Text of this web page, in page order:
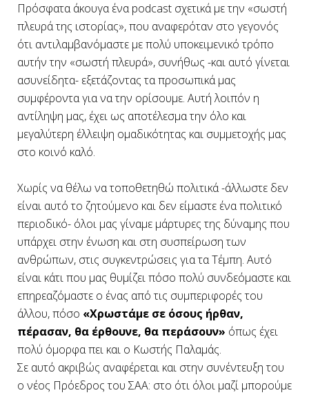
Πρόσφατα άκουγα ένα podcast σχετικά με την «σωστή
πλευρά της ιστορίας», που αναφερόταν στο γεγονός
ότι αντιλαμβανόμαστε με πολύ υποκειμενικό τρόπο
αυτήν την «σωστή πλευρά», συνήθως -και αυτό γίνεται
ασυνείδητα- εξετάζοντας τα προσωπικά μας
συμφέροντα για να την ορίσουμε. Αυτή λοιπόν η
αντίληψη μας, έχει ως αποτέλεσμα την όλο και
μεγαλύτερη έλλειψη ομαδικότητας και συμμετοχής μας
στο κοινό καλό.
Χωρίς να θέλω να τοποθετηθώ πολιτικά -άλλωστε δεν
είναι αυτό το ζητούμενο και δεν είμαστε ένα πολιτικό
περιοδικό- όλοι μας γίναμε μάρτυρες της δύναμης που
υπάρχει στην ένωση και στη συσπείρωση των
ανθρώπων, στις συγκεντρώσεις για τα Τέμπη. Αυτό
είναι κάτι που μας θυμίζει πόσο πολύ συνδεόμαστε και
επηρεαζόμαστε ο ένας από τις συμπεριφορές του
άλλου, πόσο «Χρωστάμε σε όσους ήρθαν,
πέρασαν, θα έρθουνε, θα περάσουν» όπως έχει
πολύ όμορφα πει και ο Κωστής Παλαμάς.
Σε αυτό ακριβώς αναφέρεται και στην συνέντευξη του
ο νέος Πρόεδρος του ΣΑΑ: στο ότι όλοι μαζί μπορούμε